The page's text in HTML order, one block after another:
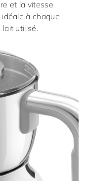
et la vitesse
à chaque
utilisé.